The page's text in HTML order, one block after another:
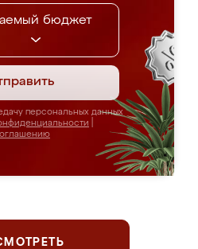
бюджет
персональных данных